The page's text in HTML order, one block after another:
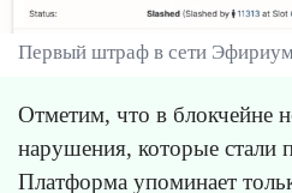
Первый штраф в сети
Отметим, что в блокчейне
нарушения, которые стали
Платформа упоминает